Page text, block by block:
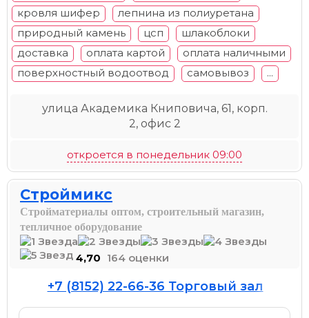
кровля шифер
лепнина из полиуретана
природный камень
цсп
шлакоблоки
доставка
оплата картой
оплата наличными
поверхностный водоотвод
самовывоз ...
улица Академика Книповича, 61, корп.
2, офис 2
откроется в понедельник 09:00
Строймикс
Стройматериалы оптом, строительный магазин,
тепличное оборудование
4,70 164 оценки
+7 (8152) 22-66-36 Торговый зал